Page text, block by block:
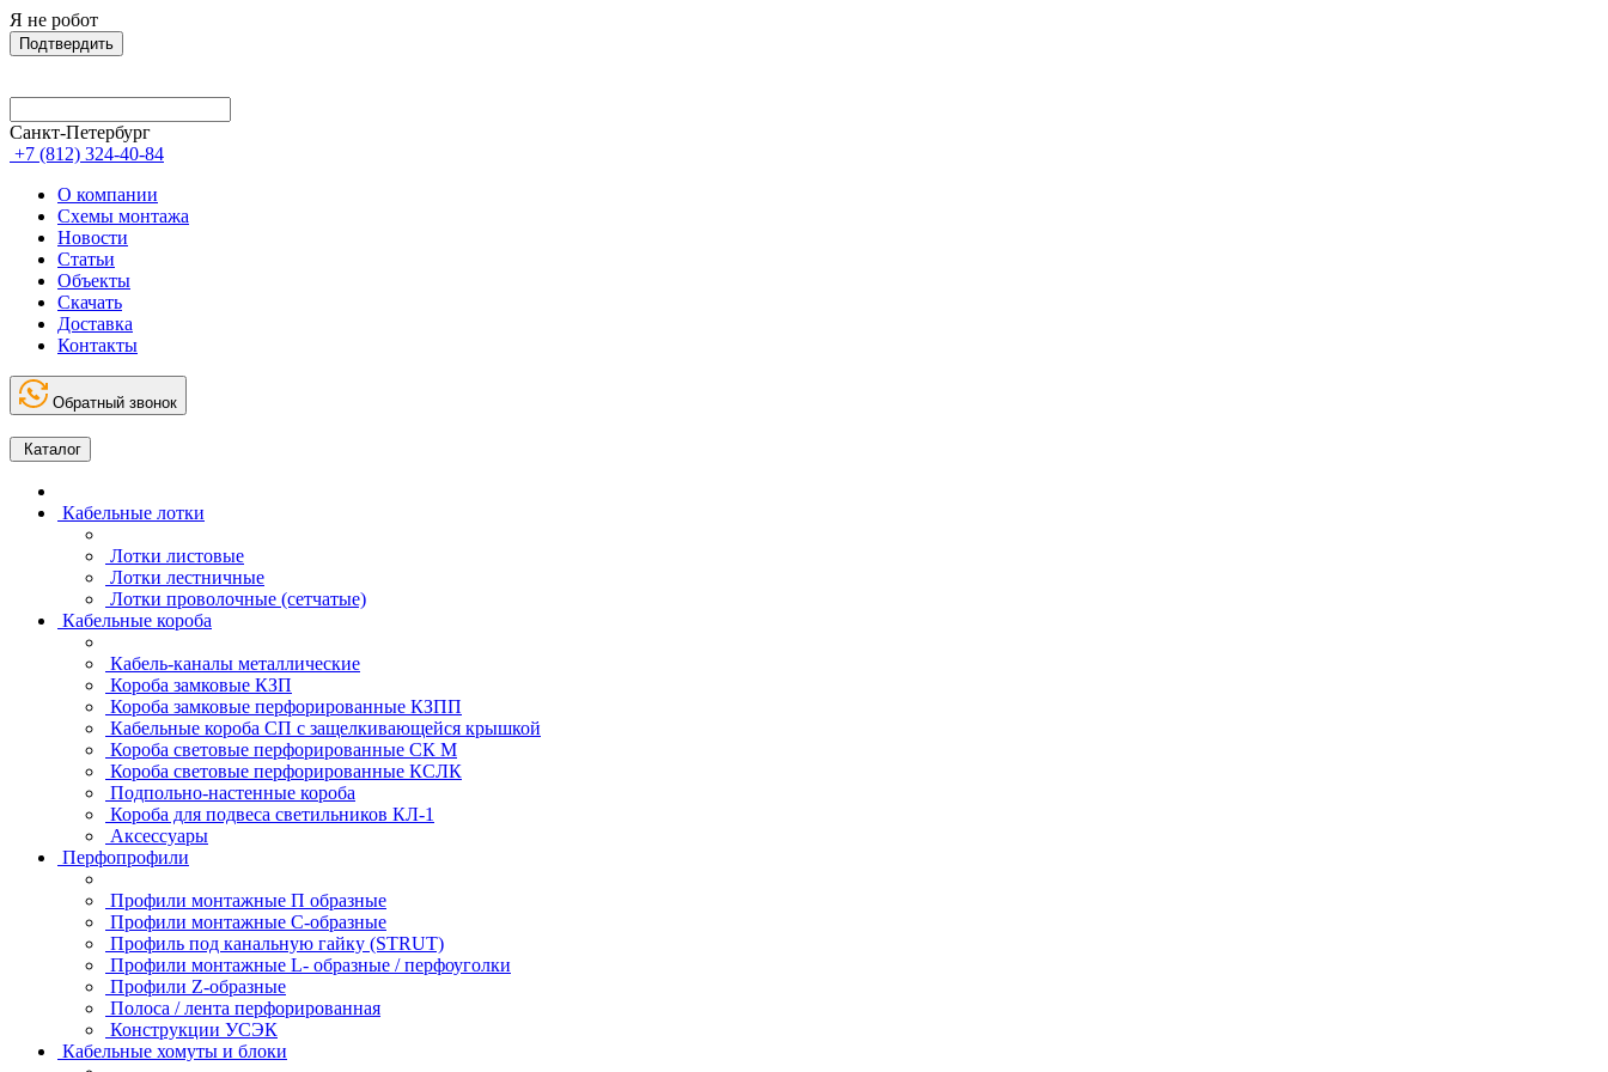
Я не робот
Подтвердить
Санкт-Петербург
+7 (812) 324-40-84
О компании
Схемы монтажа
Новости
Статьи
Объекты
Скачать
Доставка
Контакты
Обратный звонок
Каталог
Кабельные лотки
Лотки листовые
Лотки лестничные
Лотки проволочные (сетчатые)
Кабельные короба
Кабель-каналы металлические
Короба замковые КЗП
Короба замковые перфорированные КЗПП
Кабельные короба СП с защелкивающейся крышкой
Короба световые перфорированные СК М
Короба световые перфорированные КСЛК
Подпольно-настенные короба
Короба для подвеса светильников КЛ-1
Аксессуары
Перфопрофили
Профили монтажные П образные
Профили монтажные C-образные
Профиль под канальную гайку (STRUT)
Профили монтажные L- образные / перфоуголки
Профили Z-образные
Полоса / лента перфорированная
Конструкции УСЭК
Кабельные хомуты и блоки